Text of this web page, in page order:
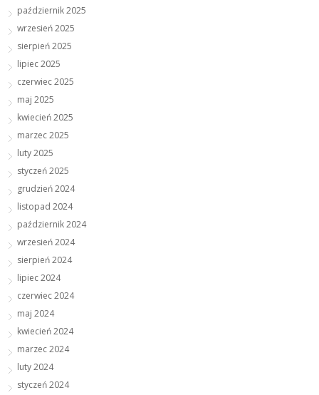
październik 2025
wrzesień 2025
sierpień 2025
lipiec 2025
czerwiec 2025
maj 2025
kwiecień 2025
marzec 2025
luty 2025
styczeń 2025
grudzień 2024
listopad 2024
październik 2024
wrzesień 2024
sierpień 2024
lipiec 2024
czerwiec 2024
maj 2024
kwiecień 2024
marzec 2024
luty 2024
styczeń 2024